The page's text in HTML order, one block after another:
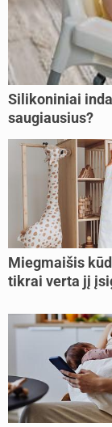
Silikoniniai
saugiausius?
Miegmaišis
tikrai verta jį